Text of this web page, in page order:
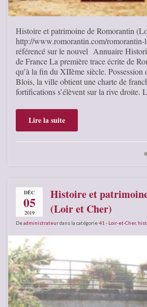
Histoire et patrimoine de Romorantin
http://www.romorantin.com/romorantin-
référencé sur le nouvel Annuaire
de France La première trace écrite de
qu’à la fin du XIIème siècle. Possession
Blois, la ville obtient une charte de
fortifications s’élèvent sur la rive droite.
Lire la suite
DÉC
05
2019
Histoire et
(Loir et Cher)
Deadministrateurdans la catégorie41 - Loir-et-Cher,